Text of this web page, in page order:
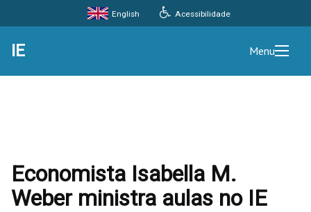
Acessibilidade
English
IE Menu
Economista Isabella M.
Weber ministra aulas no IE